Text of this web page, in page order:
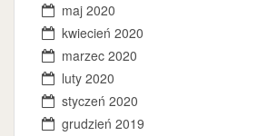
maj 2020
kwiecień 2020
marzec 2020
luty 2020
styczeń 2020
grudzień 2019